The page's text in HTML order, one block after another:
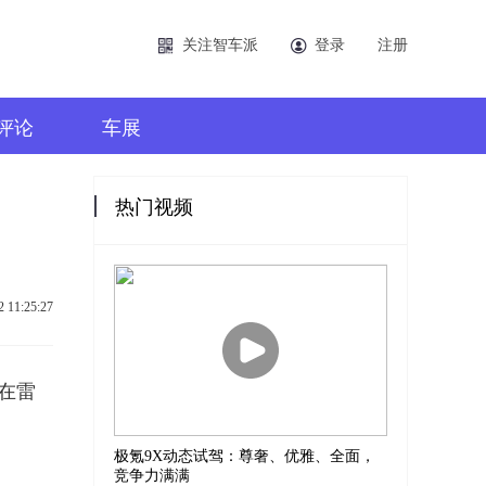
关注智车派 登录 注册
论 车展
11:25:27
雷
热门视频
极氪9X动态试驾：尊奢、优雅、全面，
竞争力满满